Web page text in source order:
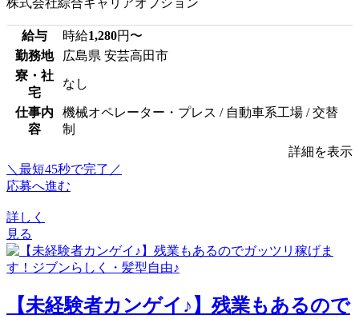
給与 時給1,280円〜
勤務地
広島県 安芸高田市
寮・社
宅
なし
仕事内
容
機械オペレーター・プレス / 自動車系工場 / 交替
制
詳細を表示
＼最短45秒で完了／
応募へ進む
詳しく
見る
【未経験者カンゲイ♪】残業もあるので